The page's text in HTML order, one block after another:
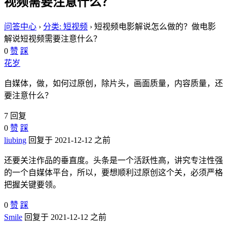
问答中心 › 分类: 短视频 › 短视频电影解说怎么做的？做电影
解说短视频需要注意什么？
0 赞 踩
花岁
自媒体，做，如何过原创，除片头，画面质量，内容质量，还
要注意什么？
7 回复
0 赞 踩
liubing 回复于 2021-12-12 之前
还要关注作品的垂直度。头条是一个活跃性高，讲究专注性强
的一个自媒体平台，所以，要想顺利过原创这个关，必须严格
把握关键要领。
0 赞 踩
Smile 回复于 2021-12-12 之前